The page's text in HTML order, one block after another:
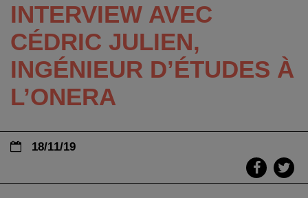
INTERVIEW AVEC
CÉDRIC JULIEN,
INGÉNIEUR D’ÉTUDES À
L’ONERA
18/11/19